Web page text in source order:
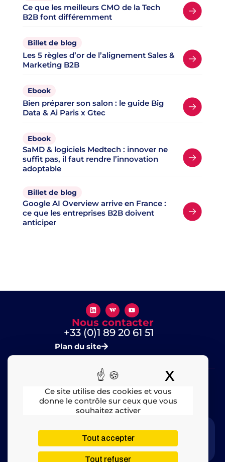
Ce site utilise des cookies et vous
donne le contrôle sur ceux que vous
souhaitez activer
Tout accepter
Tout refuser
X
Ce que les meilleurs CMO de la Tech
B2B font différemment
Billet de blog
Les 5 règles d’or de l’alignement Sales &
Marketing B2B
Ebook
Bien préparer son salon : le guide Big
Data & Ai Paris x Gtec
Ebook
SaMD & logiciels Medtech : innover ne
suffit pas, il faut rendre l’innovation
adoptable
Billet de blog
Google AI Overview arrive en France :
ce que les entreprises B2B doivent
anticiper
Nous contacter
+33 (0)1 89 20 61 51
Plan du site
​ – © 2025 All rights Reserved